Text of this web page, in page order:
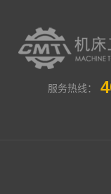
服务热线：